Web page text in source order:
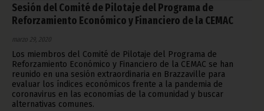
Sesión del Comité de Pilotaje del Programa de
Reforzamiento Económico y Financiero de la CEMAC
marzo 29, 2020
Los miembros del Comité de Pilotaje del Programa de
Reforzamiento Económico y Financiero de la CEMAC se han
reunido en una sesión extraordinaria en Brazzaville para
evaluar los índices económicos frente a la pandemia de
coronavirus en las economías de la comunidad y buscar
alternativas comunes.